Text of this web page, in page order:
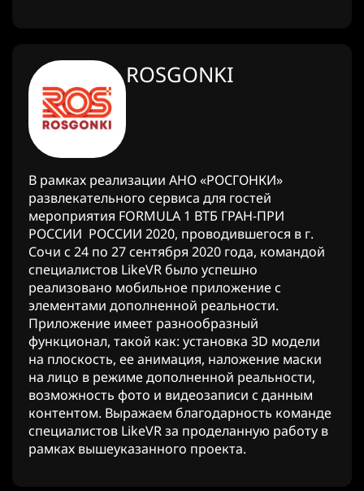
ROSGONKI
В рамках реализации АНО «РОСГОНКИ»
развлекательного сервиса для гостей
мероприятия FORMULA 1 ВТБ ГРАН-ПРИ
РОССИИ РОССИИ 2020, проводившегося в г.
Сочи с 24 по 27 сентября 2020 года, командой
специалистов LikeVR было успешно
реализовано мобильное приложение с
элементами дополненной реальности.
Приложение имеет разнообразный
функционал, такой как: установка 3D модели
на плоскость, ее анимация, наложение маски
на лицо в режиме дополненной реальности,
возможность фото и видеозаписи с данным
контентом. Выражаем благодарность команде
специалистов LikeVR за проделанную работу в
рамках вышеуказанного проекта.